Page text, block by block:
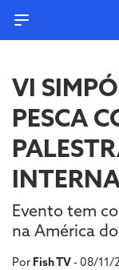
VI
PESCA
Evento tem
na América
Por Fish TV- 08/11/